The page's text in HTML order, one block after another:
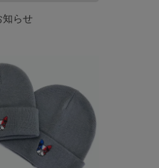
知らせ